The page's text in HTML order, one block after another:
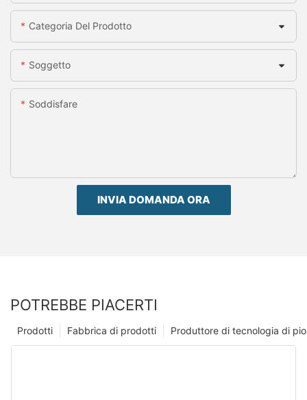
Categoria Del Prodotto
Soggetto
Soddisfare
INVIA DOMANDA ORA
POTREBBE PIACERTI
Produttore di tecnologia di
Fabbrica di prodotti
Prodotti